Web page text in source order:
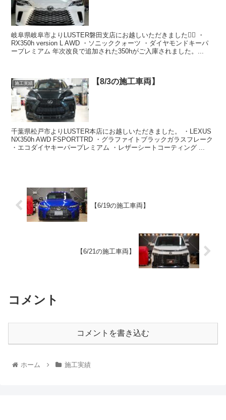
岐阜県岐阜市よりLUSTER磐田支店にお越しいただきました🙇‍♂️ ・
RX350h version L AWD ・ソニッククォーツ ・ダイヤモンドキーパ
ープレミアム 年次改良で追加された350hがご入庫されました。...
施工実績 【8/3の施工車両】
千葉県松戸市よりLUSTER本店にお越しいただきました。 ・LEXUS
NX350h AWD FSPORTTRD ・グラファイトブラックガラスフレーク
・エコダイヤキーパープレミアム ・レザーシートコーティング ...
【6/19の施工車両】
【6/21の施工車両】
コメント
コメントを書き込む
ホーム 施工実績